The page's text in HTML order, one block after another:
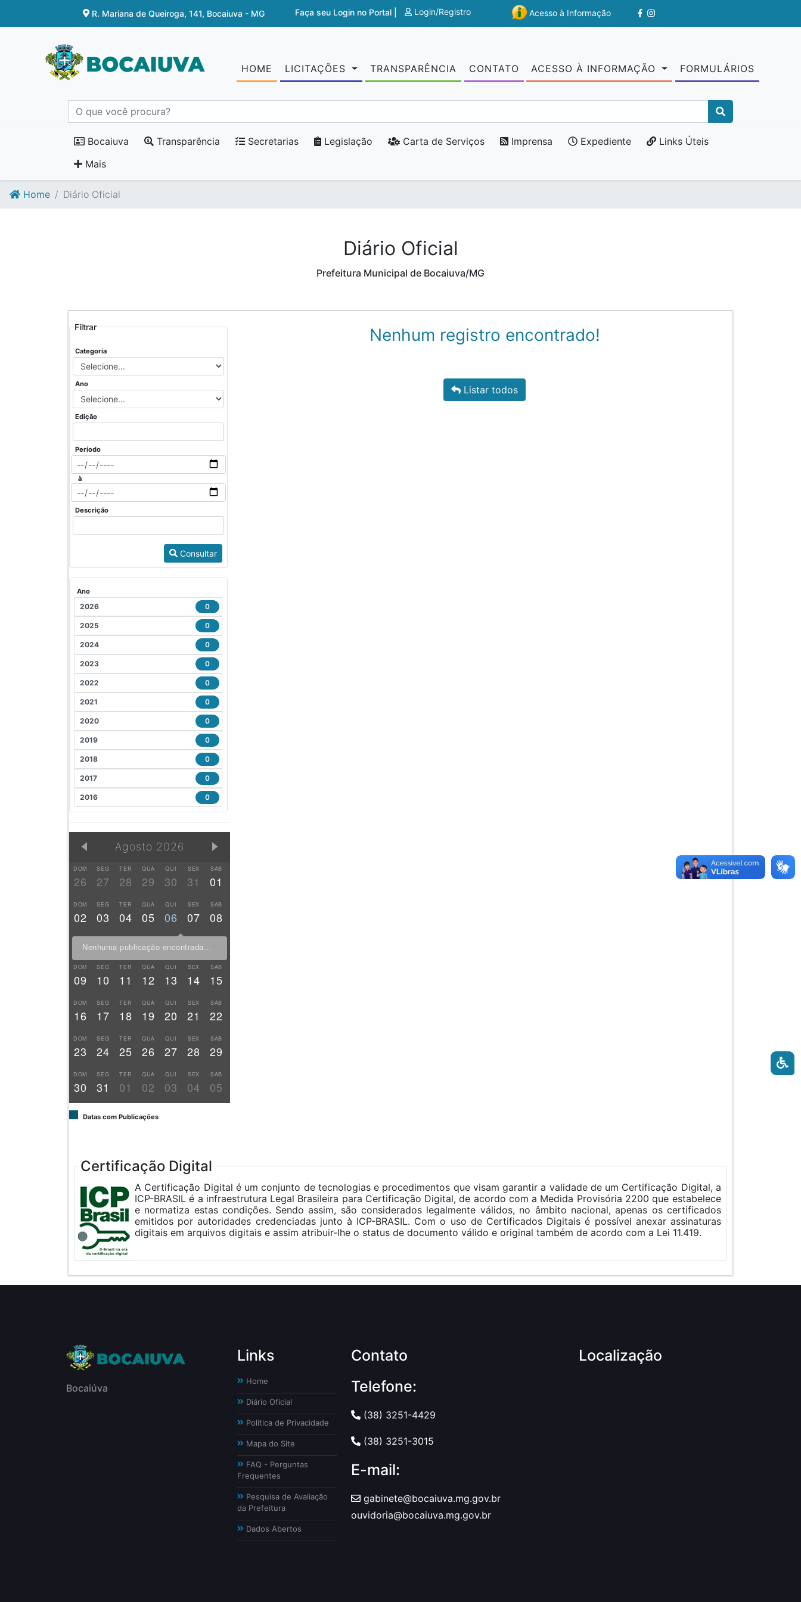
Ir para o fim do conteúdo
R. Mariana de Queiroga, 141, Bocaiuva - MG Faça seu Login no Portal | Login/Registro Acesso à Informação
HOME LICITAÇÕES TRANSPARÊNCIA CONTATO ACESSO À INFORMAÇÃO FORMULÁRIOS
Bocaiuva Transparência Secretarias Legislação Carta de Serviços Imprensa Expediente
Links Úteis
Mais
Home Diário Oficial
Diário Oficial
Prefeitura Municipal de Bocaiuva/MG
Filtrar
Categoria
Ano
Edição
Período
à
Descrição
Consultar
Ano
2026 0
2025 0
2024 0
2023 0
2022 0
2021 0
2020 0
2019 0
2018 0
2017 0
2016 0
Agosto 2026
DOM
26
SEG
27
TER
28
QUA
29
QUI
30
SEX
31
SAB
01
DOM
02
SEG
03
TER
04
QUA
05
QUI
06
SEX
07
SAB
08
Nenhuma publicação encontrada...
DOM
09
SEG
10
TER
11
QUA
12
QUI
13
SEX
14
SAB
15
DOM
16
SEG
17
TER
18
QUA
19
QUI
20
SEX
21
SAB
22
DOM
23
SEG
24
TER
25
QUA
26
QUI
27
SEX
28
SAB
29
DOM
30
SEG
31
TER
01
QUA
02
QUI
03
SEX
04
SAB
05
Datas com Publicações
Nenhum registro encontrado!
Listar todos
Certificação Digital
A Certificação Digital é um conjunto de tecnologias e procedimentos que visam garantir a validade de um Certificação Digital, a
ICP-BRASIL é a infraestrutura Legal Brasileira para Certificação Digital, de acordo com a Medida Provisória 2200 que estabelece
e normatiza estas condições. Sendo assim, são considerados legalmente válidos, no âmbito nacional, apenas os certificados
emitidos por autoridades credenciadas junto à ICP-BRASIL. Com o uso de Certificados Digitais é possível anexar assinaturas
digitais em arquivos digitais e assim atribuir-lhe o status de documento válido e original também de acordo com a Lei 11.419.
Bocaiúva
Links
Home
Diário Oficial
Política de Privacidade
Mapa do Site
FAQ - Perguntas
Frequentes
Pesquisa de Avaliação
da Prefeitura
Dados Abertos
Contato
Telefone:
(38) 3251-4429
(38) 3251-3015
E-mail:
gabinete@bocaiuva.mg.gov.br
ouvidoria@bocaiuva.mg.gov.br
Localização